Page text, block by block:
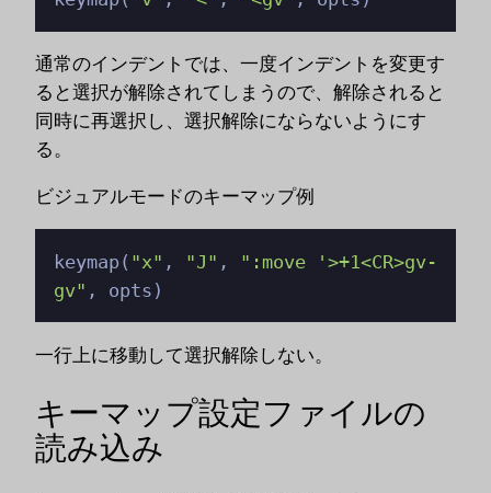
通常のインデントでは、一度インデントを変更す
ると選択が解除されてしまうので、解除されると
同時に再選択し、選択解除にならないようにす
る。
ビジュアルモードのキーマップ例
keymap( "x" , "J" ,
":move '>+1<CR>gv-
gv" , opts)
一行上に移動して選択解除しない。
キーマップ設定ファイルの
読み込み